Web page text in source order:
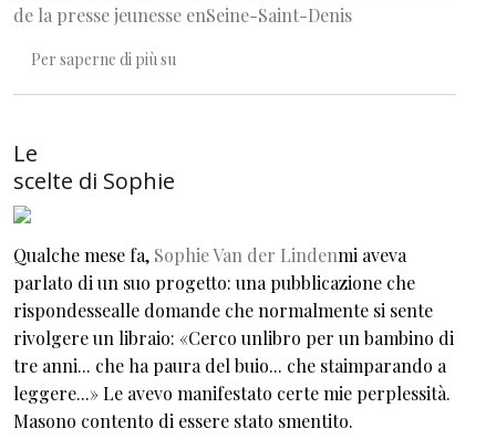
de la presse jeunesse enSeine-Saint-Denis
Per saperne di più su
Le
scelte di Sophie
Qualche mese fa, Sophie Van der Lindenmi aveva
parlato di un suo progetto: una pubblicazione che
rispondessealle domande che normalmente si sente
rivolgere un libraio: «Cerco unlibro per un bambino di
tre anni... che ha paura del buio... che staimparando a
leggere...» Le avevo manifestato certe mie perplessità.
Masono contento di essere stato smentito.